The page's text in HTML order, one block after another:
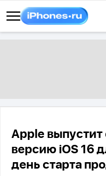
Apple
версию iOS 16
день старта